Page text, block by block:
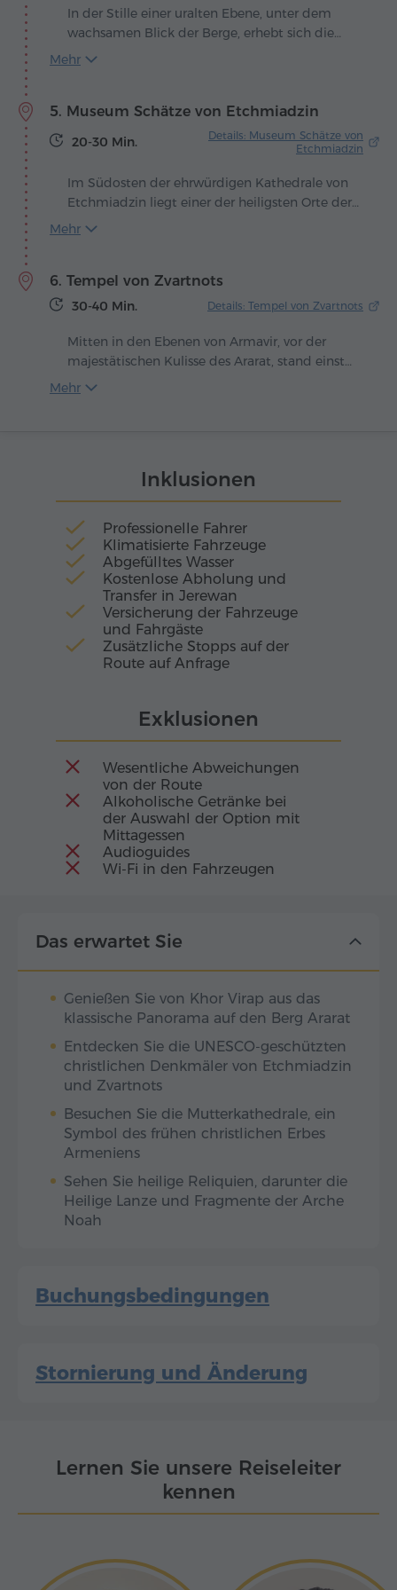
In der Stille einer uralten Ebene, unter dem
wachsamen Blick der Berge, erhebt sich die
Kathedrale von Etchmiadzin – ein Heiligtum, an
erschien Gregor dem Erleuchter Christus in
einer Vision, hielt einen goldenen Hammer in
der Hand und schlug damit auf den Boden, um
entstand Etchmiadzin – "Der Eingeborene ist
herabgestiegen" – das geistige Herz Armeniens.
Mehr
5. Museum Schätze von Etchmiadzin
20-30 Min.
Details: Museum Schätze von
Etchmiadzin
Im Südosten der ehrwürdigen Kathedrale von
Etchmiadzin liegt einer der heiligsten Orte der
armenischen Spiritualität – das Museum
Tempel der Erinnerung, in dem Glaube und
Legenden Gestalt annehmen.
Mehr
6. Tempel von Zvartnots
30-40 Min. Details: Tempel von Zvartnots
Mitten in den Ebenen von Armavir, vor der
majestätischen Kulisse des Ararat, stand einst
Zvartnots – ein Meisterwerk des 7. Jahrhunderts,
kaum vorstellbar war. Bis ins 10. Jahrhundert
ragte der Tempel stolz in den Himmel, bis ein
Erdbeben ihn in schweigende Ruinen
verwandelte, die über Jahrhunderte das
Geheimnis des verlorenen Wunders bewahrten.
Mehr
Inklusionen
Professionelle Fahrer
Klimatisierte Fahrzeuge
Abgefülltes Wasser
Kostenlose Abholung und
Transfer in Jerewan
Versicherung der Fahrzeuge
und Fahrgäste
Zusätzliche Stopps auf der
Route auf Anfrage
Exklusionen
Wesentliche Abweichungen
von der Route
Alkoholische Getränke bei
der Auswahl der Option mit
Mittagessen
Audioguides
Wi-Fi in den Fahrzeugen
Das erwartet Sie
Genießen Sie von Khor Virap aus das
klassische Panorama auf den Berg Ararat
Entdecken Sie die UNESCO-geschützten
christlichen Denkmäler von Etchmiadzin
und Zvartnots
Besuchen Sie die Mutterkathedrale, ein
Symbol des frühen christlichen Erbes
Armeniens
Sehen Sie heilige Reliquien, darunter die
Heilige Lanze und Fragmente der Arche
Noah
Buchungsbedingungen
Stornierung und Änderung
Lernen Sie unsere Reiseleiter
kennen